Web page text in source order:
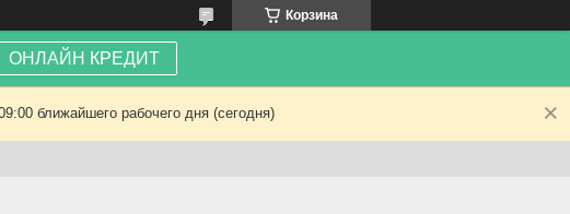
Корзина
ОНЛАЙН КРЕДИТ
ближайшего рабочего дня (сегодня)